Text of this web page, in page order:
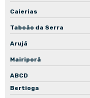
Caierias
Taboão da Serra
Arujá
Mairiporã
ABCD
Bertioga